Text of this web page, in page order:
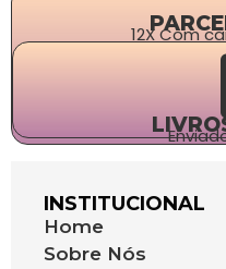
12X Com
INSTITUCIONAL
Home
Sobre Nós